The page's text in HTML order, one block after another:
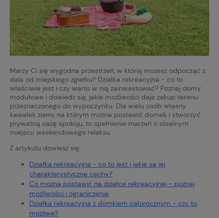
Marzy Ci się wygodna przestrzeń, w której możesz odpocząć z
dala od miejskiego zgiełku? Działka rekreacyjna - co to
właściwie jest i czy warto w nią zainwestować? Poznaj domy
modułowe i dowiedz się, jakie możliwości daje zakup terenu
przeznaczonego do wypoczynku. Dla wielu osób własny
kawałek ziemi, na którym można postawić domek i stworzyć
prywatną oazę spokoju, to spełnienie marzeń o idealnym
miejscu weekendowego relaksu.
Z artykułu dowiesz się:
Działka rekreacyjna - co to jest i jakie są jej
charakterystyczne cechy?
Co można postawić na działce rekreacyjnej - poznaj
możliwości i ograniczenia
Działka rekreacyjna z domkiem całorocznym - czy to
możliwe?